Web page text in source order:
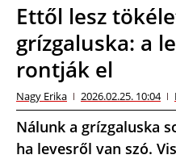
Ettől lesz
grízgaluska: a
rontják el
Nagy Erika 2026.02.25. 10:04
Nálunk a grízgaluska
ha levesről van szó.